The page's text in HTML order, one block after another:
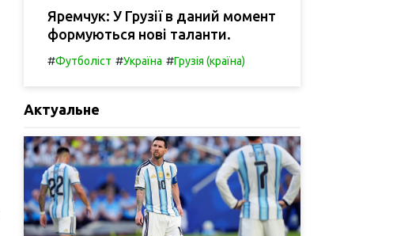
Яремчук: У Грузії в даний момент
формуються нові таланти.
#Футболіст #Україна #Грузія (країна)
Актуальне